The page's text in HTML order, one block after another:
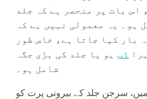
اس بات پر منحصر ہے کہ جلد
ہو۔ یہ معمولی نہیں ہے کہ
بار کیا جاتا ہے، خاص طور
ڈپ ہو یا جلد کی بڑی جگہ
شامل ہو۔
سرجن جلد کے بیرونی پرت کو